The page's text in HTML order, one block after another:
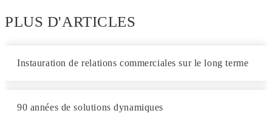
PLUS D'ARTICLES
Instauration de relations commerciales sur le long terme
90 années de solutions dynamiques